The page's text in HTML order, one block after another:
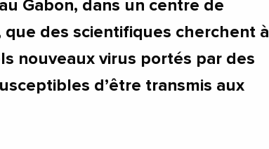
Gabon, dans un centre de
que des scientifiques cherchent à
nouveaux virus portés par des
d’être transmis aux